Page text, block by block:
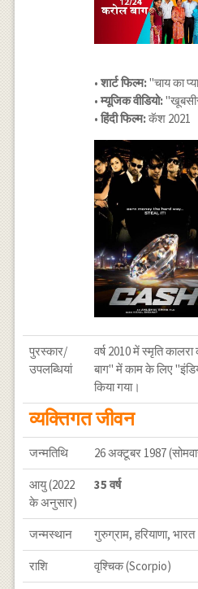
• शार्ट फिल्म:"चाय का
• म्यूजिक वीडियो:
• हिंदी फिल्म:कॅश 2021
पुरस्कार/
उपलब्धियां
वर्ष 2010 में स्मृति
बाग" में काम के लिए
किया गया।
व्यक्तिगत जीवन
जन्मतिथि 26 अक्टूबर 1987
आयु (2022
के अनुसार)
35 वर्ष
जन्मस्थान गुरुग्राम, हरियाणा, भारत
राशि वृश्चिक (Scorpio)